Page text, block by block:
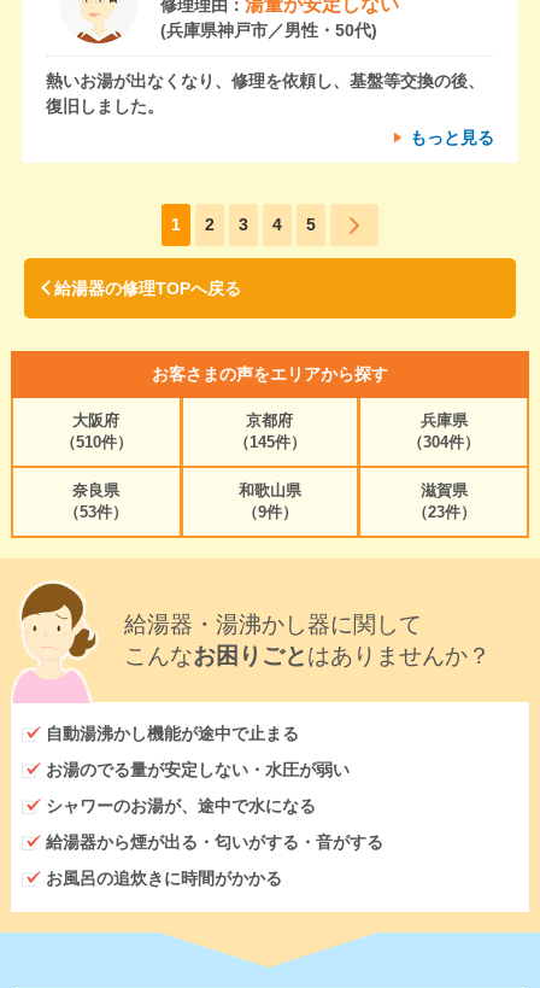
修理理由：
(兵庫県神戸市／男性・50代)
熱いお湯が出なくなり、修理を依頼し、基盤等交換の後、
復旧しました。
もっと見る
1 2 3 4 5
給湯器の修理TOPへ戻る
お客さまの声をエリアから探す
大阪府
（510件）
京都府
（145件）
兵庫県
（304件）
奈良県
（53件）
和歌山県
（9件）
滋賀県
（23件）
給湯器・湯沸かし器に関して
こんなお困りごとはありませんか？
自動湯沸かし機能が途中で止まる
お湯のでる量が安定しない・水圧が弱い
シャワーのお湯が、途中で水になる
給湯器から煙が出る・匂いがする・音がする
お風呂の追炊きに時間がかかる